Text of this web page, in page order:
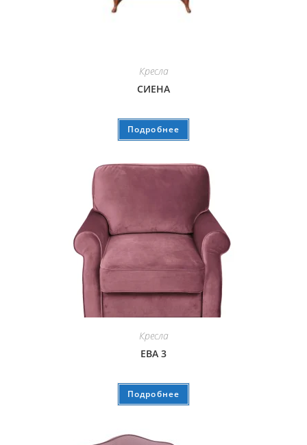
Кресла
СИЕНА
Подробнее
Кресла
ЕВА 3
Подробнее